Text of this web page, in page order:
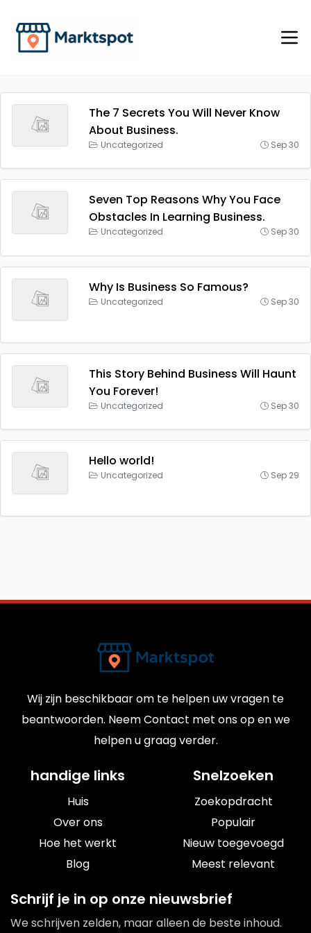
The 7 Secrets You Will Never Know
About Business.
Uncategorized Sep 30
Seven Top Reasons Why You Face
Obstacles In Learning Business.
Uncategorized Sep 30
Why Is Business So Famous?
Uncategorized Sep 30
This Story Behind Business Will Haunt
You Forever!
Uncategorized Sep 30
Hello world!
Uncategorized Sep 29
Wij zijn beschikbaar om te helpen uw vragen te
beantwoorden. Neem Contact met ons op en we
helpen u graag verder.
handige links
Huis
Over ons
Hoe het werkt
Blog
Snelzoeken
Zoekopdracht
Populair
Nieuw toegevoegd
Meest relevant
Schrijf je in op onze nieuwsbrief
We schrijven zelden, maar alleen de beste inhoud.